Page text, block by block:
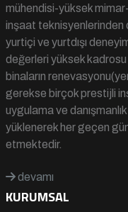
mühendisi-yüksek
inşaat teknisyenlerinden
yurtiçi ve yurtdışı
değerleri yüksek
binaların
gerekse birçok prestijli
uygulama ve
yüklenerek her geçen
etmektedir.
devamı
KURUMSAL